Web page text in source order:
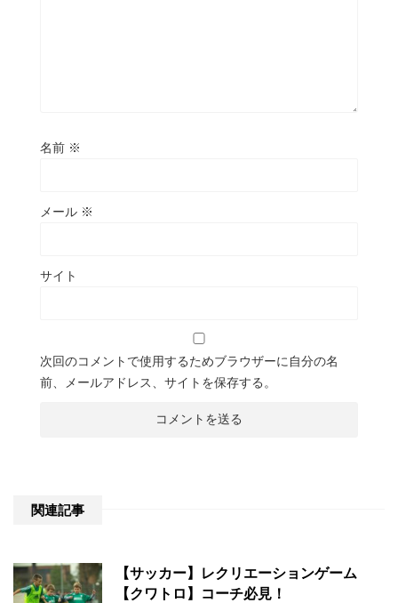
名前 ※
メール ※
サイト
次回のコメントで使用するためブラウザーに自分の名
前、メールアドレス、サイトを保存する。
関連記事
【サッカー】レクリエーションゲーム
【クワトロ】コーチ必見！